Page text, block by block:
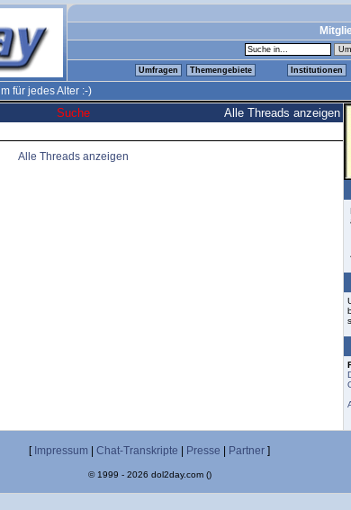
Umfragen Themengebiete Institutionen
für jedes Alter :-)
Suche Alle Threads anzeigen
Alle Threads anzeigen
[ Impressum Chat-Transkripte Presse Partner ]
© 1999 - 2026 dol2day.com ()